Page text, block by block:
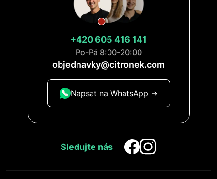
+420 605 416 141
Po-Pá 8:00-20:00
objednavky@citronek.com
Napsat na WhatsApp ->
Sledujte nás